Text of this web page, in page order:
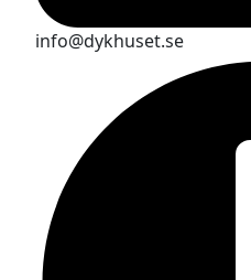
info@dykhuset.se